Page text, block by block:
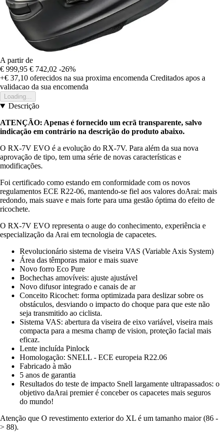
A partir de
€ 999,95 € 742,02 -26%
+€ 37,10 oferecidos na sua proxima encomenda Creditados apos a
validacao da sua encomenda
Loading...
Descrição
ATENÇÃO: Apenas é fornecido um ecrã transparente, salvo
indicação em contrário na descrição do produto abaixo.
O RX-7V EVO é a evolução do RX-7V. Para além da sua nova
aprovação de tipo, tem uma série de novas características e
modificações.
Foi certificado como estando em conformidade com os novos
regulamentos ECE R22-06, mantendo-se fiel aos valores doArai: mais
redondo, mais suave e mais forte para uma gestão óptima do efeito de
ricochete.
O RX-7V EVO representa o auge do conhecimento, experiência e
especialização da Arai em tecnologia de capacetes.
Revolucionário sistema de viseira VAS (Variable Axis System)
Área das têmporas maior e mais suave
Novo forro Eco Pure
Bochechas amovíveis: ajuste ajustável
Novo difusor integrado e canais de ar
Conceito Ricochet: forma optimizada para deslizar sobre os
obstáculos, desviando o impacto do choque para que este não
seja transmitido ao ciclista.
Sistema VAS: abertura da viseira de eixo variável, viseira mais
compacta para a mesma champ de vision, proteção facial mais
eficaz.
Lente incluída Pinlock
Homologação: SNELL - ECE europeia R22.06
Fabricado à mão
5 anos de garantia
Resultados do teste de impacto Snell largamente ultrapassados: o
objetivo daArai premier é conceber os capacetes mais seguros
do mundo!
Atenção que O revestimento exterior do XL é um tamanho maior (86 -
> 88).